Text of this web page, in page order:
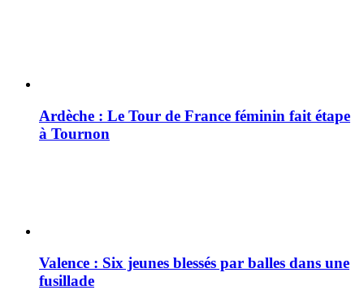
Ardèche : Le Tour de France féminin fait étape
à Tournon
Valence : Six jeunes blessés par balles dans une
fusillade